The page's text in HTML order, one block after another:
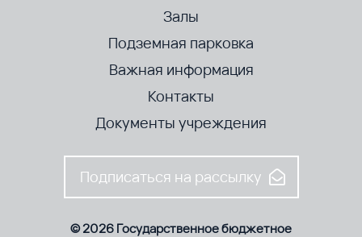
Залы
Подземная парковка
Важная информация
Контакты
Документы учреждения
Подписаться на рассылку
© 2026 Государственное бюджетное